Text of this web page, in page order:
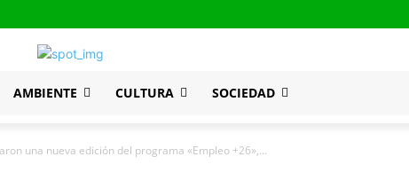
AMBIENTE CULTURA SOCIEDAD
una nueva edición del programa «Empleo +26»,...